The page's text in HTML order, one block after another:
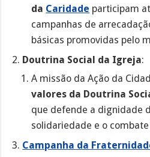
da Caridade participam
campanhas de
básicas promovidas pelo
Doutrina Social da Igreja:
A missão da Ação da
valores da Doutrina
que defende a dignidade
solidariedade e o combate
Campanha da